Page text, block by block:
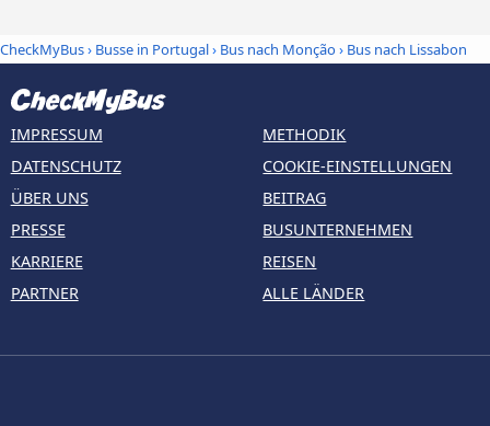
CheckMyBus› Busse in Portugal› Bus nach Monção› Bus nach Lissabon
IMPRESSUM
DATENSCHUTZ
ÜBER UNS
PRESSE
KARRIERE
PARTNER
METHODIK
COOKIE-EINSTELLUNGEN
BEITRAG
BUSUNTERNEHMEN
REISEN
ALLE LÄNDER